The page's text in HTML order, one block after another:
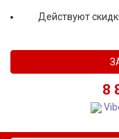
Действуют
8